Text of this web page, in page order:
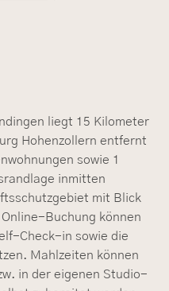
liegt 15 Kilometer
Hohenzollern entfernt
sowie 1
inmitten
mit Blick
Buchung können
Check-in sowie die
Mahlzeiten können
in der eigenen Studio-